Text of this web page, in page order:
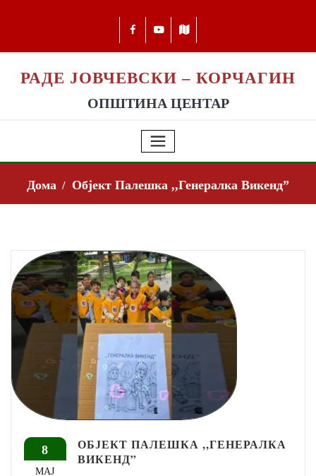
РАДЕ ЈОВЧЕВСКИ – КОРЧАГИН
ОПШТИНА ЦЕНТАР
Дома Објект Палешка ,,Генералка Викенд”
8
МАЈ
ОБЈЕКТ ПАЛЕШКА ,,ГЕНЕРАЛКА
ВИКЕНД”